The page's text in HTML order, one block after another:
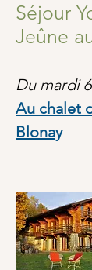
Séjour
Jeûne
Du mardi
Au chalet
Blonay